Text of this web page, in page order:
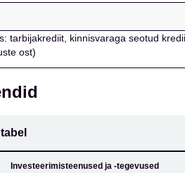
tarbijakrediit, kinnisvaraga seotud
ost)
Investeerimisteenused ja -tegevused